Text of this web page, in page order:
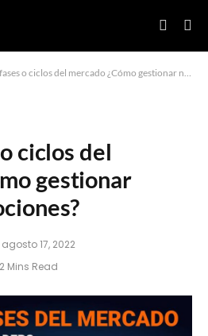
o ciclos del mercado ¿Cómo gestionar nuestras emociones?
ciclos del
gestionar
agosto 17, 2022
Mins Read